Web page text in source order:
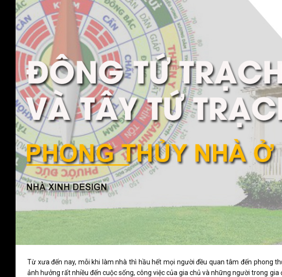
Từ xưa đến nay, mỗi khi làm nhà thì hầu hết mọi người đều quan tâm đến phong
ảnh hưởng rất nhiều đến cuộc sống, công việc của gia chủ và những người trong